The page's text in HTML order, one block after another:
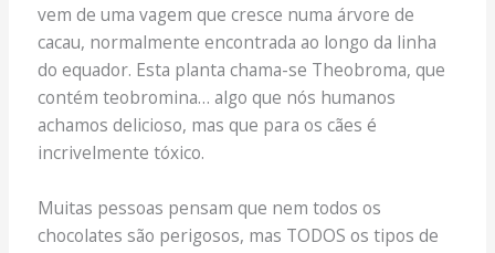
vem de uma vagem que cresce numa árvore de
cacau, normalmente encontrada ao longo da linha
do equador. Esta planta chama-se Theobroma, que
contém teobromina… algo que nós humanos
achamos delicioso, mas que para os cães é
incrivelmente tóxico.
Muitas pessoas pensam que nem todos os
chocolates são perigosos, mas TODOS os tipos de